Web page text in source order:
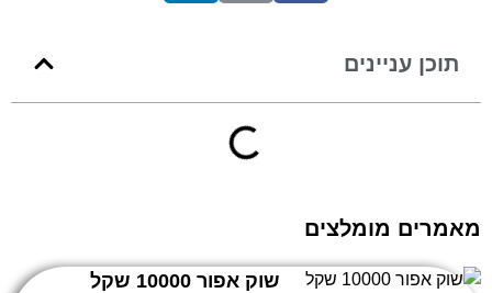
תוכן עניינים
מאמרים מומלצים
שוק אפור 10000 שקל